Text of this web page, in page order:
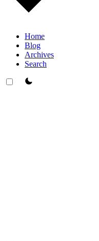
Home
Blog
Archives
Search
theme switcher